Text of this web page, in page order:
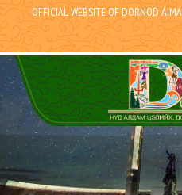
OFFICIAL WEBSITE OF DORNOD